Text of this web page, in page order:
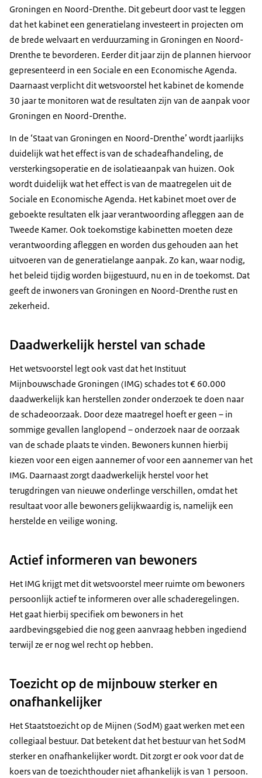
Groningen en Noord-Drenthe. Dit gebeurt door vast te leggen
dat het kabinet een generatielang investeert in projecten om
de brede welvaart en verduurzaming in Groningen en Noord-
Drenthe te bevorderen. Eerder dit jaar zijn de plannen hiervoor
gepresenteerd in een Sociale en een Economische Agenda.
Daarnaast verplicht dit wetsvoorstel het kabinet de komende
30 jaar te monitoren wat de resultaten zijn van de aanpak voor
Groningen en Noord-Drenthe.
In de ‘Staat van Groningen en Noord-Drenthe’ wordt jaarlijks
duidelijk wat het effect is van de schadeafhandeling, de
versterkingsoperatie en de isolatieaanpak van huizen. Ook
wordt duidelijk wat het effect is van de maatregelen uit de
Sociale en Economische Agenda. Het kabinet moet over de
geboekte resultaten elk jaar verantwoording afleggen aan de
Tweede Kamer. Ook toekomstige kabinetten moeten deze
verantwoording afleggen en worden dus gehouden aan het
uitvoeren van de generatielange aanpak. Zo kan, waar nodig,
het beleid tijdig worden bijgestuurd, nu en in de toekomst. Dat
geeft de inwoners van Groningen en Noord-Drenthe rust en
zekerheid.
Daadwerkelijk herstel van schade
Het wetsvoorstel legt ook vast dat het Instituut
Mijnbouwschade Groningen (IMG) schades tot € 60.000
daadwerkelijk kan herstellen zonder onderzoek te doen naar
de schadeoorzaak. Door deze maatregel hoeft er geen – in
sommige gevallen langlopend – onderzoek naar de oorzaak
van de schade plaats te vinden. Bewoners kunnen hierbij
kiezen voor een eigen aannemer of voor een aannemer van het
IMG. Daarnaast zorgt daadwerkelijk herstel voor het
terugdringen van nieuwe onderlinge verschillen, omdat het
resultaat voor alle bewoners gelijkwaardig is, namelijk een
herstelde en veilige woning.
Actief informeren van bewoners
Het IMG krijgt met dit wetsvoorstel meer ruimte om bewoners
persoonlijk actief te informeren over alle schaderegelingen.
Het gaat hierbij specifiek om bewoners in het
aardbevingsgebied die nog geen aanvraag hebben ingediend
terwijl ze er nog wel recht op hebben.
Toezicht op de mijnbouw sterker en
onafhankelijker
Het Staatstoezicht op de Mijnen (SodM) gaat werken met een
collegiaal bestuur. Dat betekent dat het bestuur van het SodM
sterker en onafhankelijker wordt. Dit zorgt er ook voor dat de
koers van de toezichthouder niet afhankelijk is van 1 persoon.